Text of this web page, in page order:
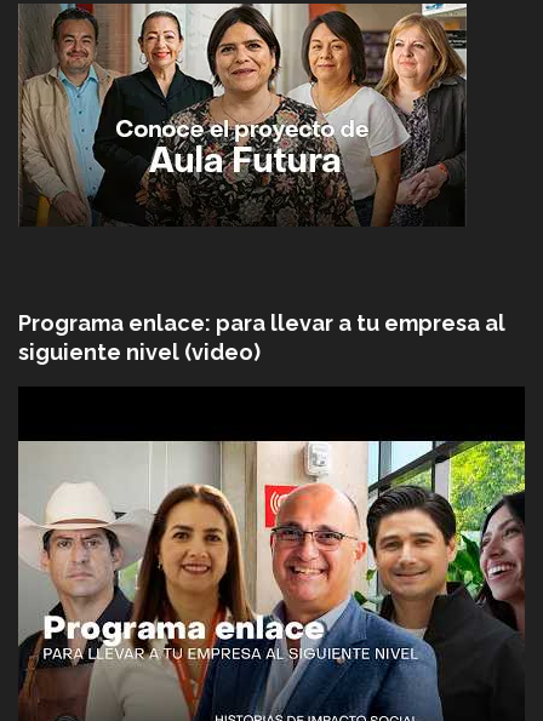
Programa enlace: para llevar a tu empresa al
siguiente nivel (video)